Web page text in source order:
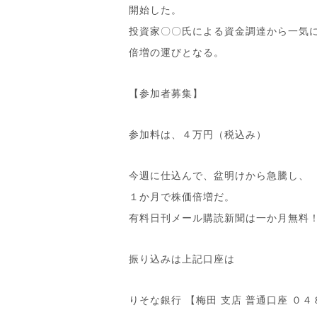
開始した。
投資家〇〇氏による資金調達から一気
倍増の運びとなる。
【参加者募集】
参加料は、４万円（税込み）
今週に仕込んで、盆明けから急騰し、
１か月で株価倍増だ。
有料日刊メール購読新聞は一か月無料！
振り込みは上記口座は
りそな銀行 【梅田 支店 普通口座 ０４